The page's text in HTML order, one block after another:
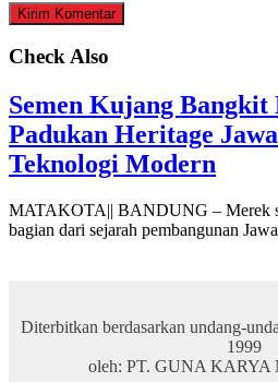
Check Also
Semen Kujang Bangkit
Padukan Heritage
Teknologi Modern
MATAKOTA|| BANDUNG – Merek
bagian dari sejarah pembangunan
Diterbitkan berdasarkan undang-
1999
oleh: PT. GUNA